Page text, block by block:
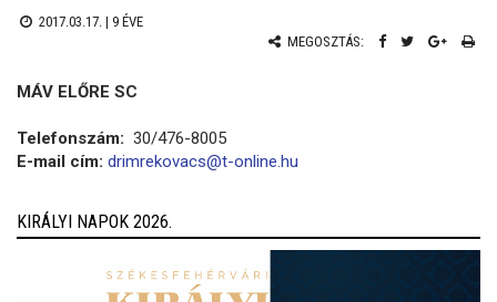
2017.03.17. | 9 ÉVE
MEGOSZTÁS:
MÁV ELŐRE SC
Telefonszám: 30/476-8005
E-mail cím: drimrekovacs@t-online.hu
KIRÁLYI NAPOK 2026.